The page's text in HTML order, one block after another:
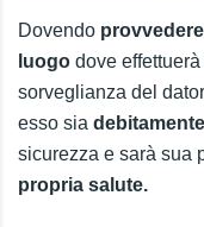
Dovendo
luogo dove
sorveglianza del
esso sia
sicurezza e sarà sua
propria salute.